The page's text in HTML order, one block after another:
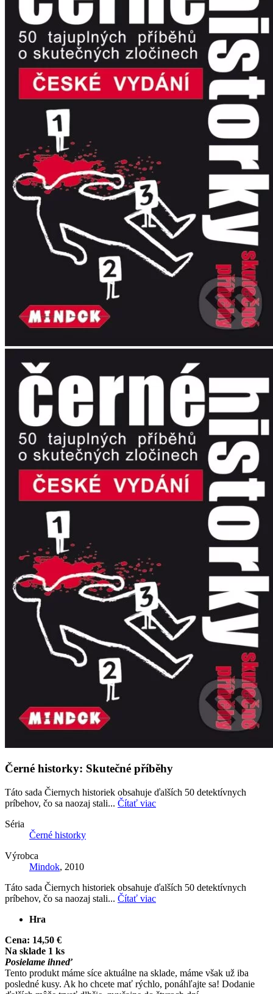
Černé historky: Skutečné příběhy
Táto sada Čiernych historiek obsahuje ďalších 50 detektívnych
príbehov, čo sa naozaj stali... Čítať viac
Séria
Černé historky
Výrobca
Mindok, 2010
Táto sada Čiernych historiek obsahuje ďalších 50 detektívnych
príbehov, čo sa naozaj stali... Čítať viac
Hra
Cena: 14,50 €
Na sklade 1 ks
Posielame ihneď
Tento produkt máme síce aktuálne na sklade, máme však už iba
posledné kusy. Ak ho chcete mať rýchlo, ponáhľajte sa! Dodanie